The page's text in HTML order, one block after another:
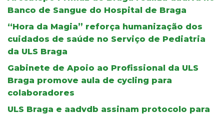
Banco de Sangue do Hospital de Braga
“Hora da Magia” reforça humanização dos
cuidados de saúde no Serviço de Pediatria
da ULS Braga
Gabinete de Apoio ao Profissional da ULS
Braga promove aula de cycling para
colaboradores
ULS Braga e aadvdb assinam protocolo para